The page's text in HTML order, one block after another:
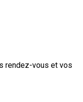
rendez-vous et vos